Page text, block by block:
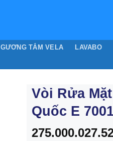
GƯƠNG TẮM VELA LAVABO
Vòi Rửa
Quốc E